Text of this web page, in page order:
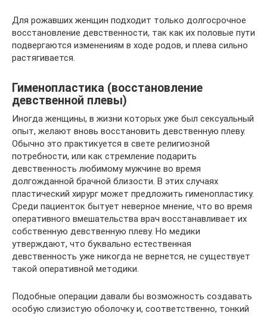
Для рожавших женщин подходит только долгосрочное
восстановление девственности, так как их половые пути
подвергаются изменениям в ходе родов, и плева сильно
растягивается.
Гименопластика (восстановление
девственной плевы)
Иногда женщины, в жизни которых уже был сексуальный
опыт, желают вновь восстановить девственную плеву.
Обычно это практикуется в свете религиозной
потребности, или как стремление подарить
девственность любимому мужчине во время
долгожданной брачной близости. В этих случаях
пластический хирург может предложить гименопластику.
Среди пациенток бытует неверное мнение, что во время
оперативного вмешательства врач восстанавливает их
собственную девственную плеву. Но медики
утверждают, что буквально естественная
девственность уже никогда не вернется, не существует
такой оперативной методики.
Подобные операции давали бы возможность создавать
особую слизистую оболочку и, соответственно, тонкий